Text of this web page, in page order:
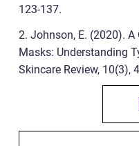
123-137.
2. Johnson, E. (2020).
Masks: Understanding
Skincare Review, 10(3),